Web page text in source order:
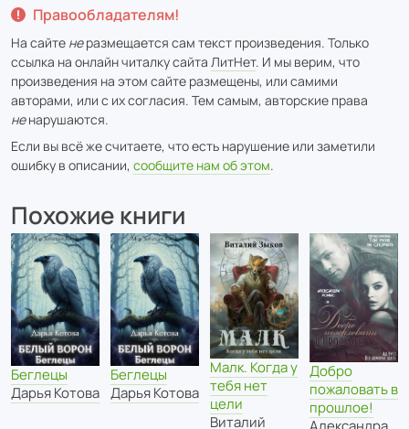
Правообладателям!
На сайте неразмещается сам текст произведения. Только
ссылка на онлайн читалку сайта ЛитНет. И мы верим, что
произведения на этом сайте размещены, или самими
авторами, или с их согласия. Тем самым, авторские права
ненарушаются.
Если вы всё же считаете, что есть нарушение или заметили
ошибку в описании, сообщите нам об этом.
Похожие книги
Беглецы
Дарья Котова
Беглецы
Дарья Котова
Малк. Когда у
тебя нет
цели
Виталий
Добро
пожаловать в
прошлое!